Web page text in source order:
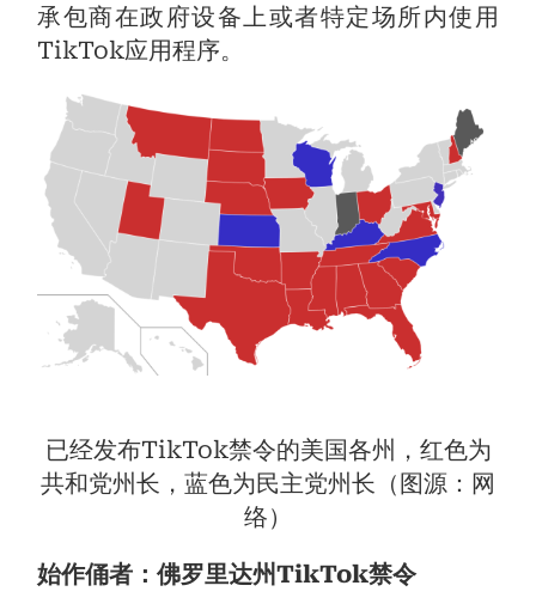
承包商在政府设备上或者特定场所内使用
TikTok应用程序。
已经发布TikTok禁令的美国各州，红色为
共和党州长，蓝色为民主党州长（图源：网
络）
始作俑者：佛罗里达州TikTok禁令